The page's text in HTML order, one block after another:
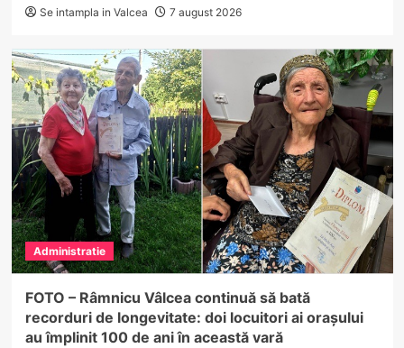
Se intampla in Valcea 7 august 2026
Administratie
FOTO – Râmnicu Vâlcea continuă să bată
recorduri de longevitate: doi locuitori ai orașului
au împlinit 100 de ani în această vară